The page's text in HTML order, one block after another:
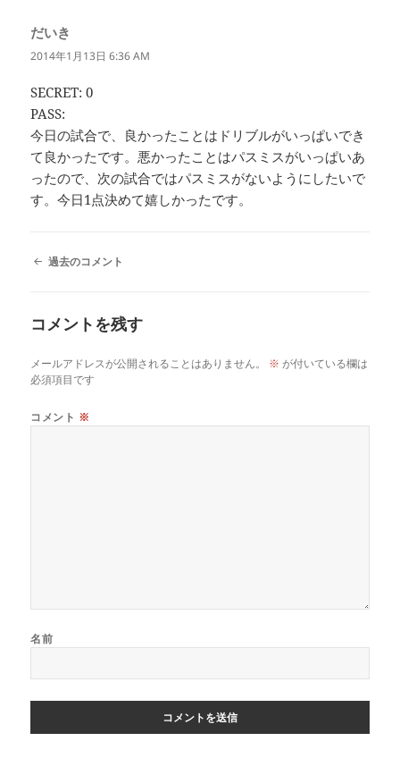
だいき
り:
2014年1月13日 6:36 AM
SECRET: 0
PASS:
今日の試合で、良かったことはドリブルがいっぱいでき
て良かったです。悪かったことはパスミスがいっぱいあ
ったので、次の試合ではパスミスがないようにしたいで
す。今日1点決めて嬉しかったです。
コ
ナ
ゲ
ー
シ
ン
過去のコメント
コメントを残す
メールアドレスが公開されることはありません。 ※ が付いている欄は
必須項目です
コメント ※
名前